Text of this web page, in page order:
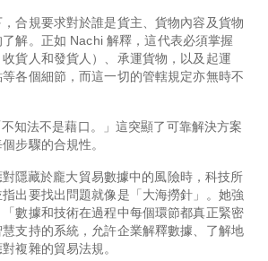
合規要求對於誰是貨主、貨物內容及貨物
解。正如 Nachi 解釋，這代表必須掌握
貨人和發貨人）、承運貨物，以及起運
各個細節，而這一切的管轄規定亦無時不
知法不是藉口。」這突顯了可靠解決方案
步驟的合規性。
隱藏於龐大貿易數據中的風險時，科技所
出要找出問題就像是「大海撈針」。她強
數據和技術在過程中每個環節都真正緊密
支持的系統，允許企業解釋數據、了解地
複雜的貿易法規。